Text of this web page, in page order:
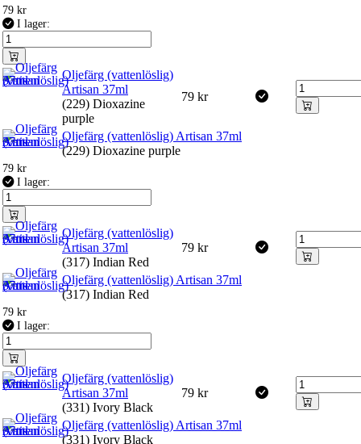
79 kr
I lager:
Oljefärg (vattenlöslig)
Artisan 37ml
(229) Dioxazine
purple
79 kr
Oljefärg (vattenlöslig) Artisan 37ml
(229) Dioxazine purple
79 kr
I lager:
Oljefärg (vattenlöslig)
Artisan 37ml
(317) Indian Red
79 kr
Oljefärg (vattenlöslig) Artisan 37ml
(317) Indian Red
79 kr
I lager:
Oljefärg (vattenlöslig)
Artisan 37ml
(331) Ivory Black
79 kr
Oljefärg (vattenlöslig) Artisan 37ml
(331) Ivory Black